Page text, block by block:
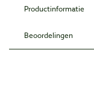
Productinformatie
Beoordelingen